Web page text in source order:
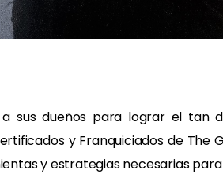
sus dueños para lograr el tan
y Franquiciados de The
y estrategias necesarias